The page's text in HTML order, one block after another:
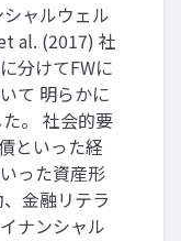
ャルウェル
al. (2017) 社
分けてFWに
て 明らかに
。 社会的要
といった経
った資産形
金融リテラ
ナンシャル